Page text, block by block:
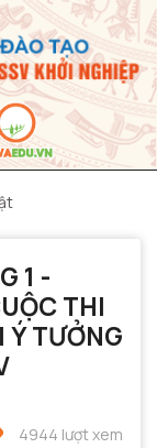
1 -
THI
Ý TƯỞNG
4944 lượt xem